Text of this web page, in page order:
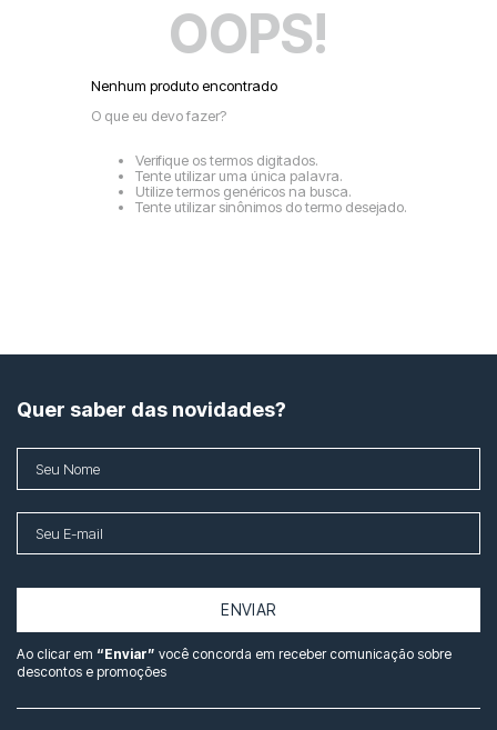
OOPS!
Nenhum produto encontrado
O que eu devo fazer?
Verifique os termos digitados.
Tente utilizar uma única palavra.
Utilize termos genéricos na busca.
Tente utilizar sinônimos do termo desejado.
Quer saber das novidades?
ENVIAR
Ao clicar em “Enviar” você concorda em receber comunicação sobre
descontos e promoções